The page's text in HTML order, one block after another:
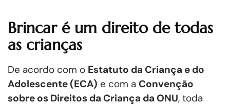
Brincar é um direito de todas
as crianças
De acordo com o Estatuto da Criança e do
Adolescente (ECA) e com a Convenção
sobre os Direitos da Criança da ONU, toda